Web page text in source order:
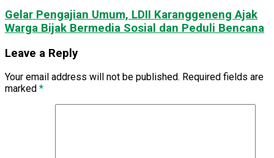
Gelar Pengajian Umum, LDII Karanggeneng Ajak
Warga Bijak Bermedia Sosial dan Peduli Bencana
Leave a Reply
Your email address will not be published. Required fields are
marked *